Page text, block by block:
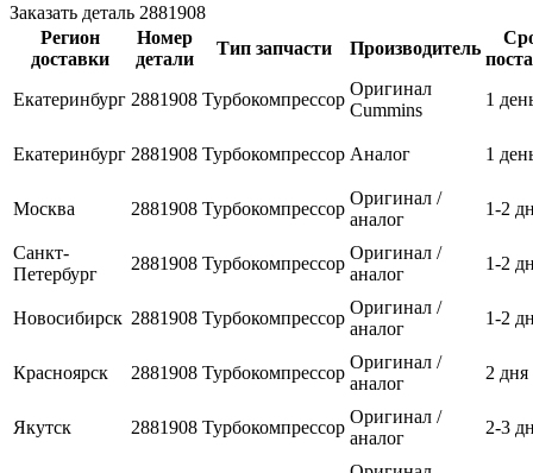
Заказать деталь 2881908
Регион
доставки
Номер
детали
Тип запчасти Производитель
Екатеринбург 2881908 Турбокомпрессор
Оригинал
Cummins
1
Екатеринбург 2881908 Турбокомпрессор Аналог 1
Москва 2881908 Турбокомпрессор
Оригинал /
аналог
1-2
Санкт-
Петербург
2881908 Турбокомпрессор
Оригинал /
аналог
1-2
Новосибирск 2881908 Турбокомпрессор
Оригинал /
аналог
1-2
Красноярск 2881908 Турбокомпрессор
Оригинал /
аналог
2 дня
Якутск 2881908 Турбокомпрессор
Оригинал /
аналог
2-3